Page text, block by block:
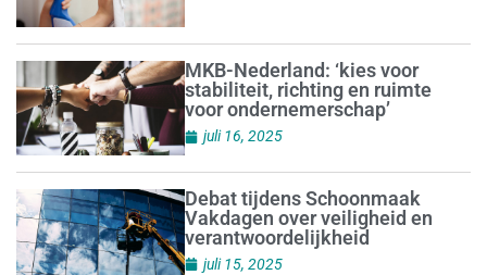
MKB-Nederland: ‘kies voor
stabiliteit, richting en ruimte
voor ondernemerschap’
juli 16, 2025
Debat tijdens Schoonmaak
Vakdagen over veiligheid en
verantwoordelijkheid
juli 15, 2025